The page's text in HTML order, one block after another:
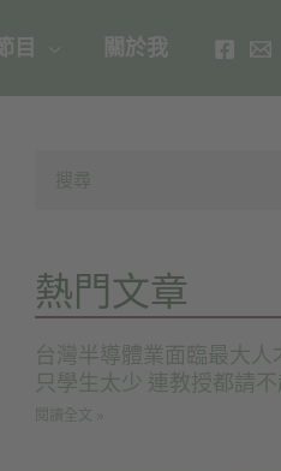
目 關於我
熱門文章
台灣半導體業面臨最大人
只學生太少 連教授都請
閱讀全文 »